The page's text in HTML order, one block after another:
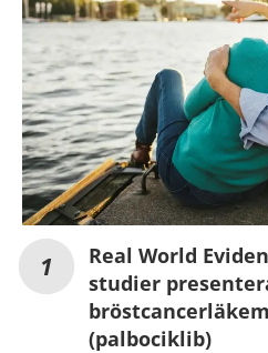
Real World
studier
(palbociklib)